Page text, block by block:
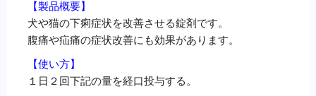
¥3,000
で
し
た。
¥2,800
で
す。
【製品概要】
犬や猫の下痢症状を改善させる錠剤です。
腹痛や疝痛の症状改善にも効果があります。
【使い方】
１日２回下記の量を経口投与する。